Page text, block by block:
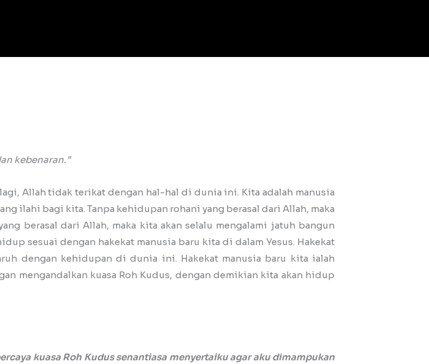
kebenaran.”
Allah tidak terikat dengan hal-hal di dunia ini. Kita adalah manusia
ilahi bagi kita. Tanpa kehidupan rohani yang berasal dari Allah, maka
berasal dari Allah, maka kita akan selalu mengalami jatuh bangun
sesuai dengan hakekat manusia baru kita di dalam Yesus. Hakekat
dengan kehidupan di dunia ini. Hakekat manusia baru kita ialah
mengandalkan kuasa Roh Kudus, dengan demikian kita akan hidup
kuasa Roh Kudus senantiasa menyertaiku agar aku dimampukan